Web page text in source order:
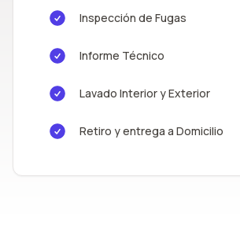
Inspección de Fugas
Informe Técnico
Lavado Interior y Exterior
Retiro y entrega a Domicilio